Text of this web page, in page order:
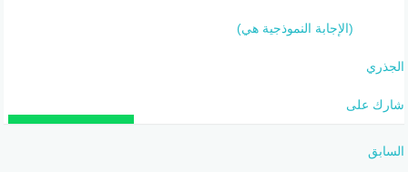
(الإجابة النموذجية هي)
الجذري
شارك على
السابق